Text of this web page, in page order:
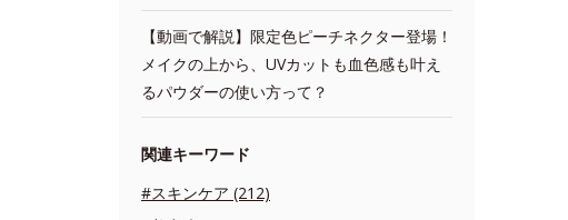
【動画で解説】限定色ピーチネクター登場！
メイクの上から、UVカットも血色感も叶え
るパウダーの使い方って？
関連キーワード
#スキンケア (212)